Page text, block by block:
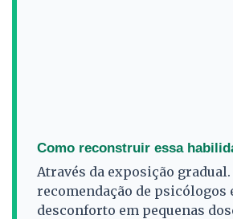
Como reconstruir essa
Através da exposição gradual.
recomendação de psicólogos
desconforto em pequenas